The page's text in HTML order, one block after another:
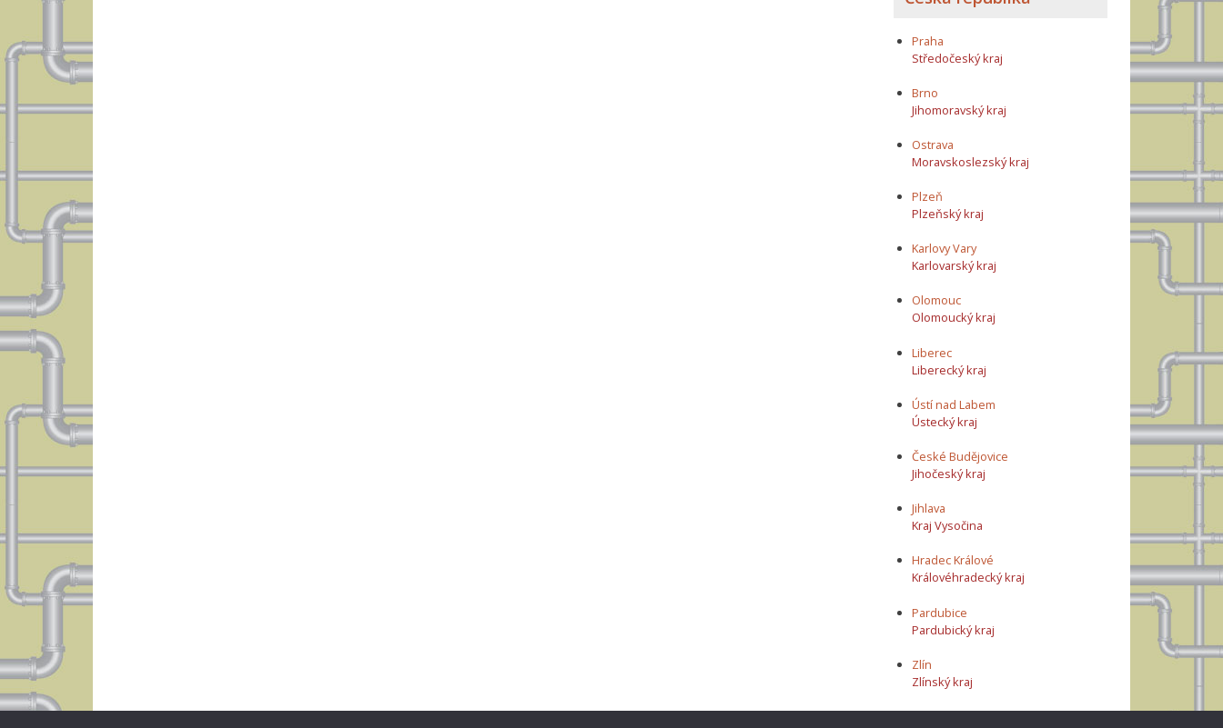
Praha
Středočeský kraj
Brno
Jihomoravský kraj
Ostrava
Moravskoslezský kraj
Plzeň
Plzeňský kraj
Karlovy Vary
Karlovarský kraj
Olomouc
Olomoucký kraj
Liberec
Liberecký kraj
Ústí nad Labem
Ústecký kraj
České Budějovice
Jihočeský kraj
Jihlava
Kraj Vysočina
Hradec Králové
Královéhradecký kraj
Pardubice
Pardubický kraj
Zlín
Zlínský kraj